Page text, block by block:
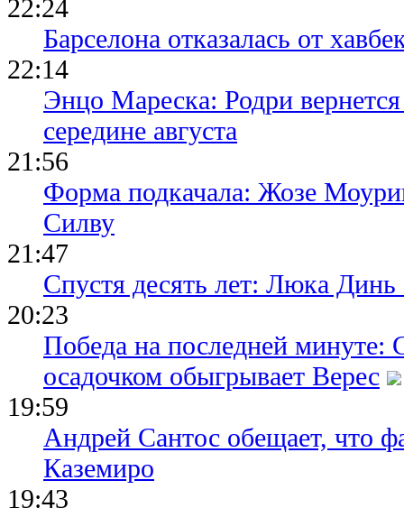
22:24
Барселона отказалась от
22:14
Энцо Мареска: Родри
середине августа
21:56
Форма подкачала: Жозе
Силву
21:47
Спустя десять лет: Люка
20:23
Победа на последней минуте:
осадочком обыгрывает Верес
19:59
Андрей Сантос обещает, что
Каземиро
19:43